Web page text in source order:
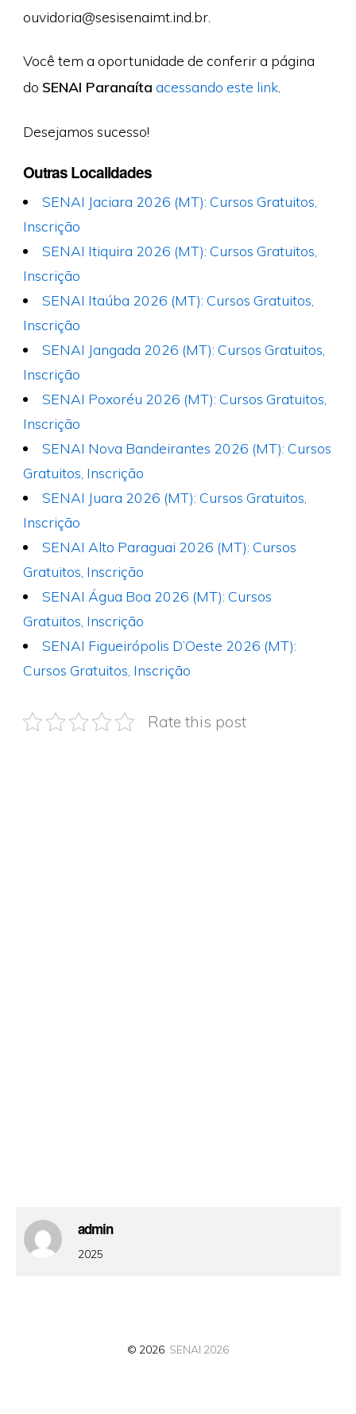
ouvidoria@sesisenaimt.ind.br.
Você tem a oportunidade de conferir a página
do SENAI Paranaíta acessando este link.
Desejamos sucesso!
Outras Localidades
SENAI Jaciara 2026 (MT): Cursos Gratuitos,
Inscrição
SENAI Itiquira 2026 (MT): Cursos Gratuitos,
Inscrição
SENAI Itaúba 2026 (MT): Cursos Gratuitos,
Inscrição
SENAI Jangada 2026 (MT): Cursos Gratuitos,
Inscrição
SENAI Poxoréu 2026 (MT): Cursos Gratuitos,
Inscrição
SENAI Nova Bandeirantes 2026 (MT): Cursos
Gratuitos, Inscrição
SENAI Juara 2026 (MT): Cursos Gratuitos,
Inscrição
SENAI Alto Paraguai 2026 (MT): Cursos
Gratuitos, Inscrição
SENAI Água Boa 2026 (MT): Cursos
Gratuitos, Inscrição
SENAI Figueirópolis D’Oeste 2026 (MT):
Cursos Gratuitos, Inscrição
Rate this post
admin
2025
© 2026 SENAI 2026